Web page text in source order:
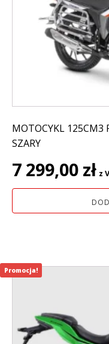
MOTOCYKL 125CM3
SZARY
7 299,00 zł z
Promocja!